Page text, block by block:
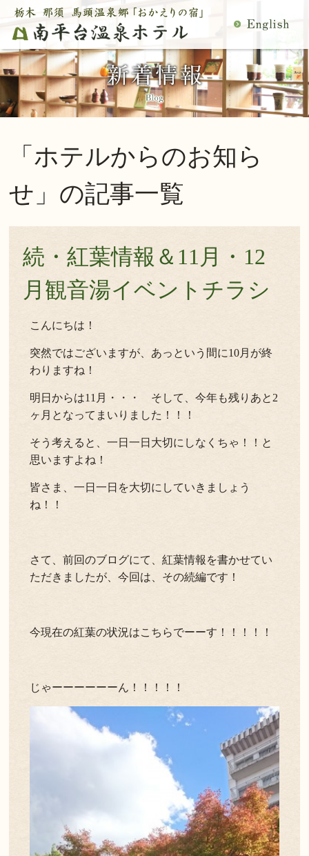
MENU
閉
じ
る
温泉
客室 館内施設
交通アクセス 観光案内
当館の過ごし方 トップページ
宿泊プラン・ご予約
キャンセル/プライバシーポリシー
LANGUAGE
English
「ホテルからのお知ら
せ」の記事一覧
続・紅葉情報＆11月・12
月観音湯イベントチラシ
こんにちは！
突然ではございますが、あっという間に10月が終
わりますね！
明日からは11月・・・ そして、今年も残りあと2
ヶ月となってまいりました！！！
そう考えると、一日一日大切にしなくちゃ！！と
思いますよね！
皆さま、一日一日を大切にしていきましょう
ね！！
さて、前回のブログにて、紅葉情報を書かせてい
ただきましたが、今回は、その続編です！
今現在の紅葉の状況はこちらでーーす！！！！！
じゃーーーーーーん！！！！！
空室検索
ご予約内容確認・変更